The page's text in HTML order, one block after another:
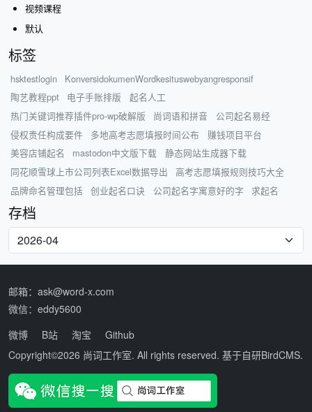
视频课程
默认
标签
hsktestlogin
KonversidokumenWordkesituswebyangresponsif
陶艺教程ppt
电子手账排版
起名人工
热门关键词推荐插件pro-wp破解版
尚词语和拼音
公司起名易经
侵权责任构成要件
多地高考志愿填报时间公布
赚钱项目平台
美容店铺起名
mastodon中文版下载
静态网站生成器下载
同花顺雪球上市公司列表Excel数据导出
高考志愿填报规则技巧大全
品牌命名管理包括
创业起名口诀 公司起名字寓意好的字 求起名
存档
邮箱：ask@word-x.com
微信：eddy5600
微博
B站 淘宝
Github
Copyright©2026 尚词工作室. All rights reserved. 基于自研BirdCMS.